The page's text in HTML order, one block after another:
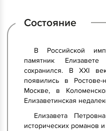
Состояние
В Российской
памятник
сохранился. В XXI
появились в
Москве, в
Елизаветинская
Елизавета
исторических романов